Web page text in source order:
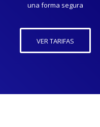
una forma segura
VER TARIFAS